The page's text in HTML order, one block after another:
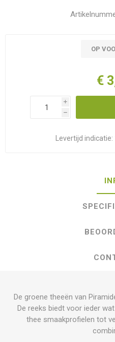
OP
€
i
h
Levertijd indicatie:
De groene theeën van
De reeks biedt voor ieder
thee smaakprofielen tot